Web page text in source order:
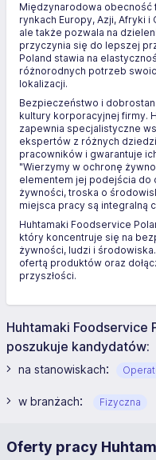
Międzynarodowa obecność
rynkach Europy, Azji, Afryki
ale także pozwala na
przyczynia się do lepszej
Poland stawia na
różnorodnych potrzeb
lokalizacji.
Bezpieczeństwo i
kultury korporacyjnej firmy.
zapewnia specjalistyczne
ekspertów z różnych
pracowników i gwarantuje
"Wierzymy w ochronę
elementem jej podejścia do
żywności, troska o
miejsca pracy są integralną
Huhtamaki Foodservice
który koncentruje się na
żywności, ludzi i
ofertą produktów oraz
przyszłości.
Huhtamaki Foodservice
poszukuje kandydatów:
na stanowiskach:
w branżach: Fizyczna
Oferty pracy